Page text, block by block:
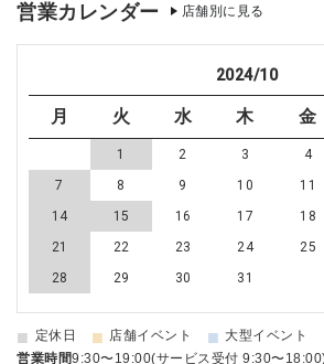
営業カレンダー 店舗別に見る
2024/10
月 火 水 木 金
1 2 3 4
7
8 9 10 11
14
15 16 17 18
21
22 23 24 25
28
29 30 31
■ 定休日 ■ 店舗イベント ■ 大型イベント
営業時間9:30〜19:00(サービス受付 9:30〜